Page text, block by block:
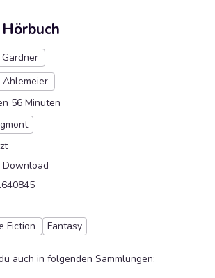
Ahlemeier
56 Minuten
Download
Fiction Fantasy
auch in folgenden Sammlungen: